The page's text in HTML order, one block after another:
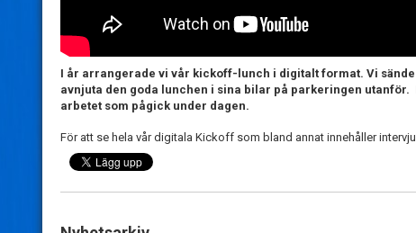
I år arrangerade vi vår kickoff-lunch i digitalt format. Vi
avnjuta den goda lunchen i sina bilar på parkeringen
arbetet som pågick under dagen.
För att se hela vår digitala Kickoff som bland annat innehåller